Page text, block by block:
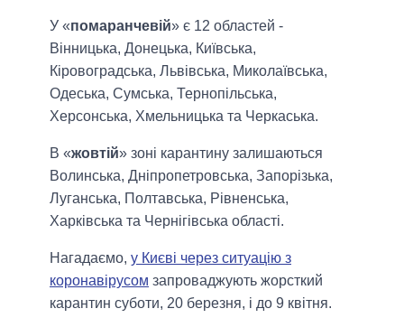
У «помаранчевій» є 12 областей -
Вінницька, Донецька, Київська,
Кіровоградська, Львівська, Миколаївська,
Одеська, Сумська, Тернопільська,
Херсонська, Хмельницька та Черкаська.
В «жовтій» зоні карантину залишаються
Волинська, Дніпропетровська, Запорізька,
Луганська, Полтавська, Рівненська,
Харківська та Чернігівська області.
Нагадаємо, у Києві через ситуацію з
коронавірусом запроваджують жорсткий
карантин суботи, 20 березня, і до 9 квітня.